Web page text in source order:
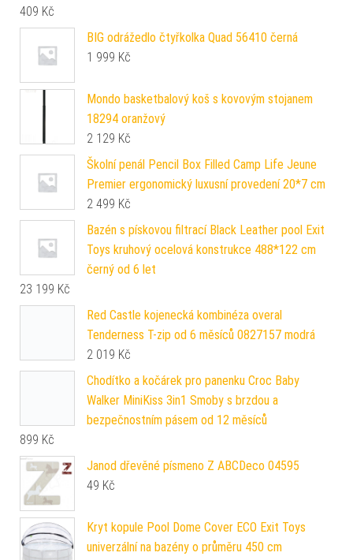
409 Kč
BIG odrážedlo čtyřkolka Quad 56410 černá
1 999 Kč
Mondo basketbalový koš s kovovým stojanem
18294 oranžový
2 129 Kč
Školní penál Pencil Box Filled Camp Life Jeune
Premier ergonomický luxusní provedení 20*7 cm
2 499 Kč
Bazén s pískovou filtrací Black Leather pool Exit
Toys kruhový ocelová konstrukce 488*122 cm
černý od 6 let
23 199 Kč
Red Castle kojenecká kombinéza overal
Tenderness T-zip od 6 měsíců 0827157 modrá
2 019 Kč
Chodítko a kočárek pro panenku Croc Baby
Walker MiniKiss 3in1 Smoby s brzdou a
bezpečnostním pásem od 12 měsíců
899 Kč
Janod dřevěné písmeno Z ABCDeco 04595
49 Kč
Kryt kopule Pool Dome Cover ECO Exit Toys
univerzální na bazény o průměru 450 cm